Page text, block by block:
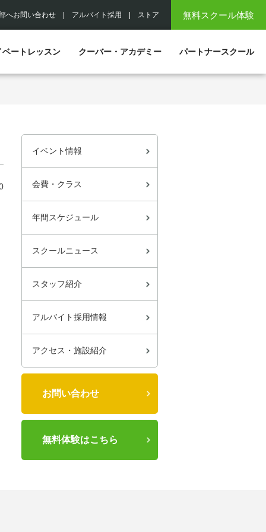
無料スクール体験
へお問い合わせ アルバイト採用 ストア
ベートレッスン クーバー・アカデミー パートナースクール
イベント情報
会費・クラス
年間スケジュール
スクールニュース
スタッフ紹介
アルバイト採用情報
アクセス・施設紹介
お問い合わせ
無料体験はこちら